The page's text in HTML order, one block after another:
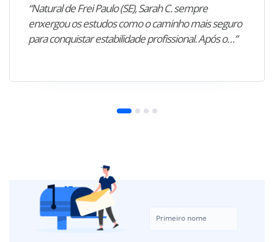
“Natural de Frei Paulo (SE), Sarah C. sempre
enxergou os estudos como o caminho mais seguro
para conquistar estabilidade profissional. Após o…”